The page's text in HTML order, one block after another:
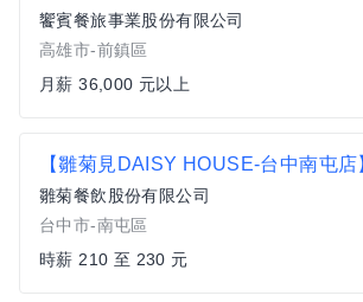
饗賓餐旅事業股份有限公司
高雄市-前鎮區
月薪 36,000 元以上
雛菊餐飲股份有限公司
台中市-南屯區
時薪 210 至 230 元